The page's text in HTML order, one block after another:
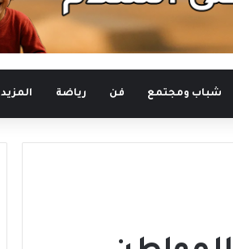
شباب ومجتمع فن رياضة المزيد